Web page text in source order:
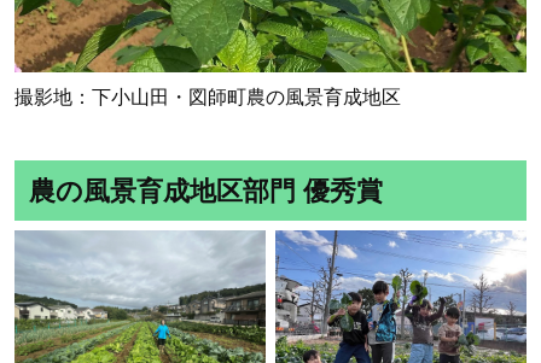
撮影地：下小山田・図師町農の風景育成地区
農の風景育成地区部門 優秀賞